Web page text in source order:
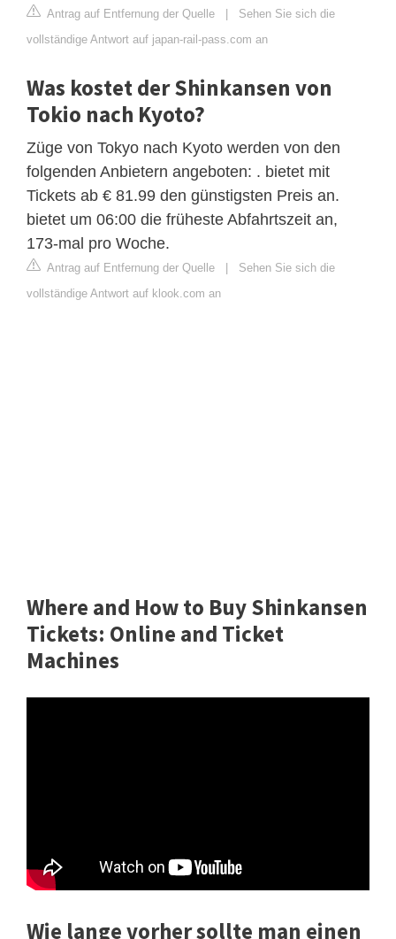
Antrag auf Entfernung der Quelle
Sehen Sie sich die
vollständige Antwort auf japan-rail-pass.com an
Was kostet der Shinkansen von
Tokio nach Kyoto?
Züge von Tokyo nach Kyoto werden von den
folgenden Anbietern angeboten: . bietet mit
Tickets ab € 81.99 den günstigsten Preis an.
bietet um 06:00 die früheste Abfahrtszeit an,
173-mal pro Woche.
Antrag auf Entfernung der Quelle
Sehen Sie sich die
vollständige Antwort auf klook.com an
Where and How to Buy Shinkansen
Tickets: Online and Ticket
Machines
Wie lange vorher sollte man einen